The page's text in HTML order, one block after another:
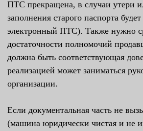
ПТС прекращена, в случаи утери
заполнения старого паспорта
электронный ПТС). Также нужно
достаточности полномочий
должна быть соответствующая
реализацией может заниматься
организации.
Если документальная часть не
(машина юридически чистая и не